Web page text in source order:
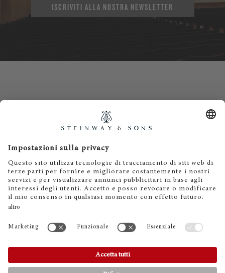
ISCRIVITI ALLA NOSTRA NEWSLETTER
Informativa privacy
Termini e condizioni
Cookies